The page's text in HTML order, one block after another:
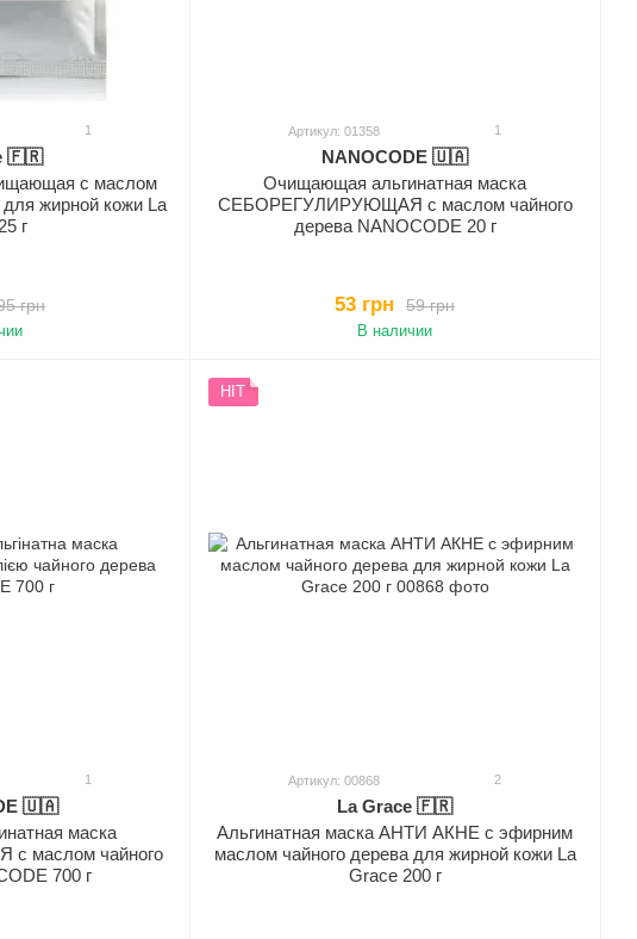
1
🇫🇷
с маслом
жирной кожи La
г
грн
Артикул: 01358 1
NANOCODE 🇺🇦
Очищающая альгинатная маска
СЕБОРЕГУЛИРУЮЩАЯ с маслом чайного
дерева NANOCODE 20 г
59 грн
53 грн
В наличии
1
🇺🇦
маска
маслом чайного
700 г
HIT
Артикул: 00868 2
La Grace 🇫🇷
Альгинатная маска АНТИ АКНЕ с эфирним
маслом чайного дерева для жирной кожи La
Grace 200 г